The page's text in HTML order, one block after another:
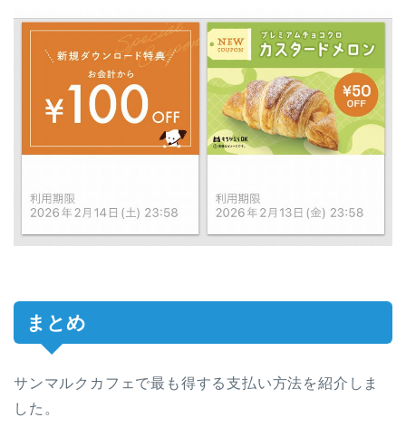
まとめ
サンマルクカフェで最も得する支払い方法を紹介しま
した。